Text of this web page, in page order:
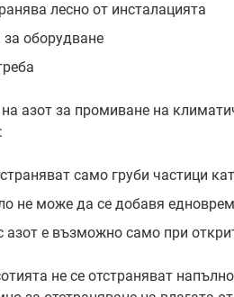
лесно от инсталацията
оборудване
азот за промиване на
само груби частици
не може да се добавя
азот е възможно само при
не се отстраняват